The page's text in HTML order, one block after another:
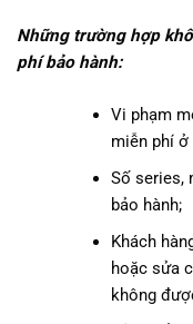
Những trường hợp
phí bảo hành:
Vi phạm
miễn phí ở
Số series,
bảo hành;
Khách
hoặc sửa
không